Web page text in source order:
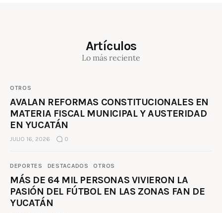
Artículos
Lo más reciente
OTROS
AVALAN REFORMAS CONSTITUCIONALES EN
MATERIA FISCAL MUNICIPAL Y AUSTERIDAD
EN YUCATÁN
JULIO 16, 2026 0
DEPORTES DESTACADOS OTROS
MÁS DE 64 MIL PERSONAS VIVIERON LA
PASIÓN DEL FÚTBOL EN LAS ZONAS FAN DE
YUCATÁN